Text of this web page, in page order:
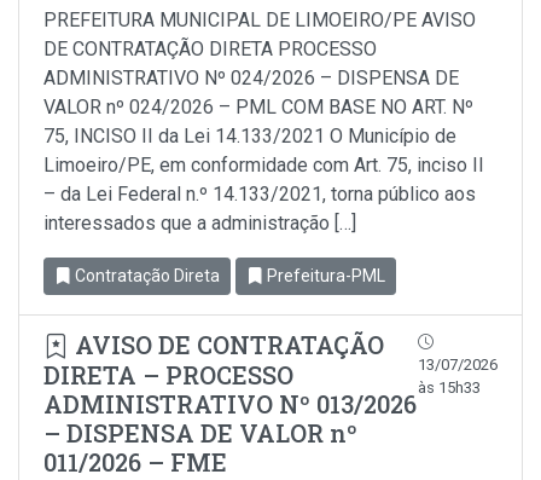
PREFEITURA MUNICIPAL DE LIMOEIRO/PE AVISO
DE CONTRATAÇÃO DIRETA PROCESSO
ADMINISTRATIVO Nº 024/2026 – DISPENSA DE
VALOR nº 024/2026 – PML COM BASE NO ART. Nº
75, INCISO II da Lei 14.133/2021 O Município de
Limoeiro/PE, em conformidade com Art. 75, inciso Il
– da Lei Federal n.º 14.133/2021, torna público aos
interessados que a administração […]
Contratação Direta Prefeitura-PML
AVISO DE CONTRATAÇÃO
DIRETA – PROCESSO
ADMINISTRATIVO Nº 013/2026
– DISPENSA DE VALOR nº
011/2026 – FME
13/07/2026
às 15h33